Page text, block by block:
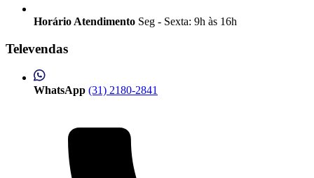
Horário Atendimento Seg - Sexta: 9h às 16h
Televendas
WhatsApp (31) 2180-2841